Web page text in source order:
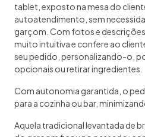
tablet, exposto na mesa do
autoatendimento, sem
garçom. Com fotos e
muito intuitiva e confere ao
seu pedido, personalizando-o,
opcionais ou retirar ingredientes.
Com autonomia garantida, o
para a cozinha ou bar,
Aquela tradicional levantada de